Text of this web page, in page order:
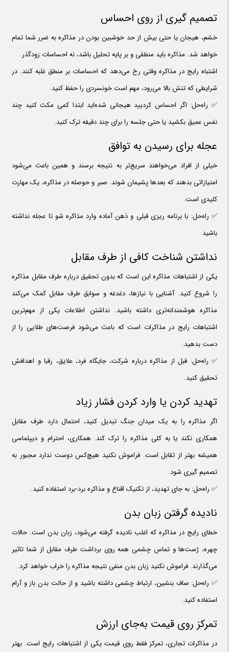
تصمیم گیری از روی احساس
خشم، هیجان یا حتی بیش از حد خوشبین بودن در مذاکره به ضرر شما تمام
خواهد شد. مذاکره باید منطقی و بر پایه تحلیل باشد، نه احساسات زودگذر.
اشتباه رایج در مذاکره وقتی رخ می‌دهد که احساسات بر منطق غلبه کنند. در
شرایطی که تنش بالا می‌رود، مهم است خونسردی را حفظ کنید.
✅ راه‌حل: اگر احساس کردیید هیجانی شده‌اید ابتدا کمی مکث کنید چند
نفس عمیق بکشید یا حتی جلسه را برای چند دقیقه ترک کنید.
عجله برای رسیدن به توافق
خیلی از افراد می‌خواهند سریع‌تر به نتیجه برسند و همین باعث می‌شود
امتیازاتی بدهند که بعدها پشیمان شوند. صبر و حوصله در مذاکره، یک مهارت
کلیدی است.
✅ راه‌حل: با برنامه ریزی قبلی و ذهن آماده وارد مذاکره شو تا عجله نداشته
باشید.
نداشتن شناخت کافی از طرف مقابل
یکی از اشتباهات مذاکره این است که بدون تحقیق درباره طرف مقابل مذاکره
را شروع کنید. آشنایی با نیازها، دغدغه و سوابق طرف مقابل کمک می‌کند
مذاکره هوشمندانه‌تری داشته باشید. نداشتن اطلاعات یکی از مهم‌ترین
اشتباهات رایج در مذاکرات است که باعث می‌شود فرصت‌های طلایی را از
دست بدهید.
✅ راه‌حل: قبل از مذاکره درباره شرکت، جایگاه فرد، علایق، رقبا و اهدافش
تحقیق کنید.
تهدید کردن یا وارد کردن فشار زیاد
اگر مذاکره را به یک میدان جنگ تبدیل کنید، احتمال دارد طرف مقابل
همکاری نکند یا به کلی مذاکره را ترک کند. همکاری، احترام و دیپلماسی
همیشه بهتر از تقابل است. فراموش نکنید هیچ‌کس دوست ندارد مجبور به
تصمیم گیری شود.
✅ راه‌حل: به جای تهدید، از تکنیک اقناع و مذاکره برد-برد استفاده کنید.
نادیده گرفتن زبان بدن
خطای رایج در مذاکره که اغلب نادیده گرفته می‌شود، زبان بدن است. حالات
چهره، ژست‌ها و تماس چشمی همه روی برداشت طرف مقابل از شما تاثیر
می‌گذارند. فراموش نکنید زبان بدن منفی نتیجه مذاکره را خراب خواهد کرد.
✅ راه‌حل: صاف بنشین، ارتباط چشمی داشته باشید و از حالت بدن باز و آرام
استفاده کنید.
تمرکز روی قیمت به‌جای ارزش
در مذاکرات تجاری، تمرکز فقط روی قیمت یکی از اشتباهات رایج است. بهتر